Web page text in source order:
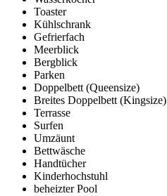
Toaster
Kühlschrank
Gefrierfach
Meerblick
Bergblick
Parken
Doppelbett (Queensize)
Breites Doppelbett (Kingsize)
Terrasse
Surfen
Umzäunt
Bettwäsche
Handtücher
Kinderhochstuhl
beheizter Pool